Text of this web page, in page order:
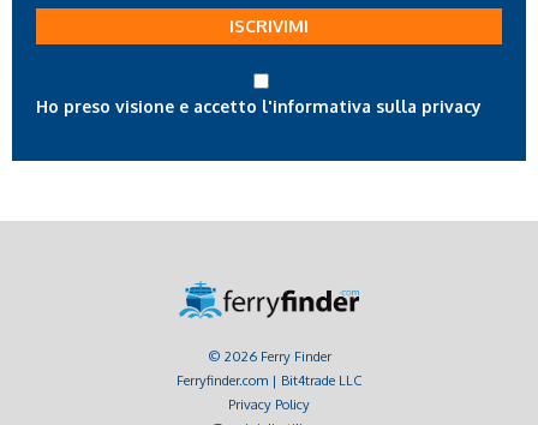
tua
ISCRIVIMI
Ho preso visione e accetto l'informativa sulla privacy
© 2026 Ferry Finder
Ferryfinder.com | Bit4trade LLC
Privacy Policy